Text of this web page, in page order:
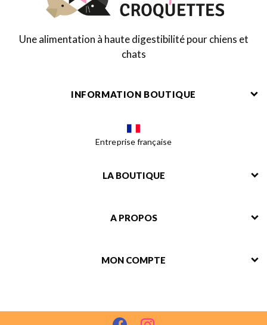
Une alimentation à haute digestibilité pour chiens et
chats
INFORMATION BOUTIQUE
Entreprise française
LA BOUTIQUE
A PROPOS
MON COMPTE